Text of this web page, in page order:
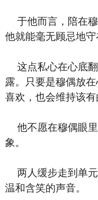
于他而言，陪在穆
他就能毫无顾忌地守
这点私心在心底翻
露。只要是穆偶放
喜欢，也会维持该有
他不愿在穆偶眼里
象。
两人缓步走到单元
温和含笑的声音。